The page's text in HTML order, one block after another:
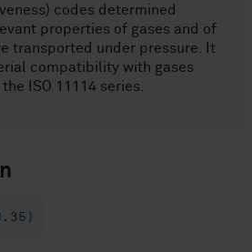
codes determined
properties of gases and of
transported under pressure. It
compatibility with gases
ISO 11114 series.